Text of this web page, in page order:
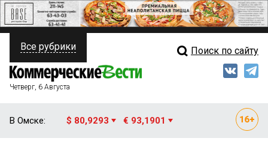
ПОЛИТИКА
ФИНАНСЫ
Свежий выпуск
Все рубрики Поиск по сайту
Четверг, 6 Августа
В Омске: $ 80,9293 € 93,1901